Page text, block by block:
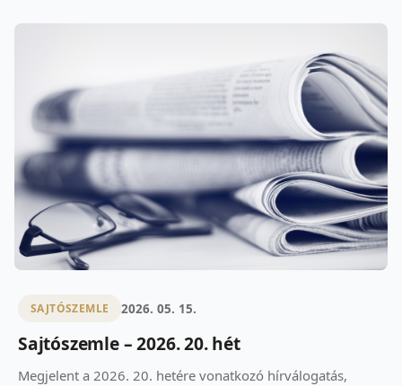
SAJTÓSZEMLE 2026. 05. 15.
Sajtószemle – 2026. 20. hét
Megjelent a 2026. 20. hetére vonatkozó hírválogatás,